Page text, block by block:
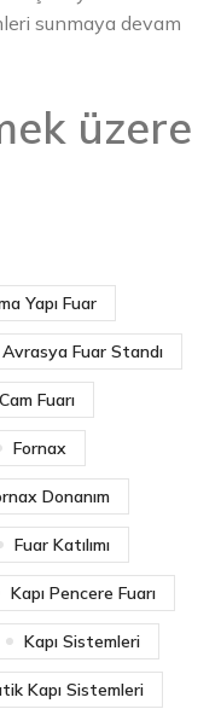
sunmaya devam
üzere
Yapı Fuar
Avrasya Fuar Standı
Fuarı
Fornax
Donanım
Fuar Katılımı
Kapı Pencere Fuarı
Kapı Sistemleri
Kapı Sistemleri